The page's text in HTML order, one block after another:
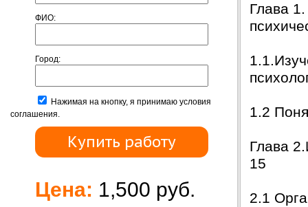
ФИО:
Город:
Нажимая на кнопку, я принимаю условия
соглашения.
Цена: 1,500 руб.
Глава
1.2
Глава
15
2.1